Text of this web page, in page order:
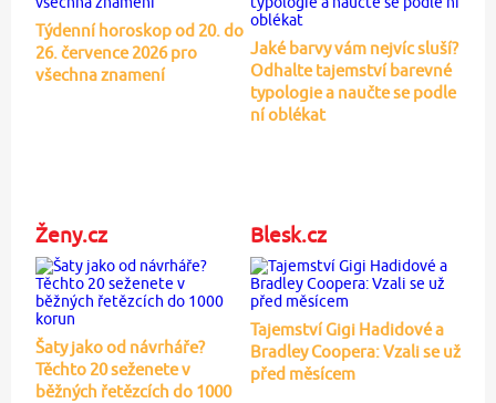
Týdenní horoskop od 20. do
26. července 2026 pro
všechna znamení
Jaké barvy vám nejvíc sluší?
Odhalte tajemství barevné
typologie a naučte se podle
ní oblékat
Ženy.cz
Šaty jako od návrháře?
Těchto 20 seženete v
běžných řetězcích do 1000
Blesk.cz
Tajemství Gigi Hadidové a
Bradley Coopera: Vzali se už
před měsícem